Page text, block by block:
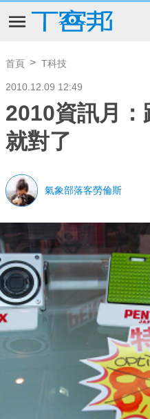
首頁 T科技
2010.12.09 12:49
2010資訊月
就對了
氣象部落客勞倫斯